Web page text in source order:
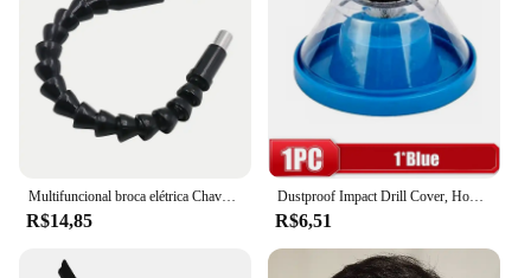
Multifuncional broca elétrica Chave de fenda, cobra universal, mangueira flexível, conexão do eixo Cardan, extensão macia Rod Link
R$14,85
Dustproof Impact Drill Cover, Household Electric Broca, Dustproof Conexão, Bowl, Acessórios Ferramenta
R$6,51